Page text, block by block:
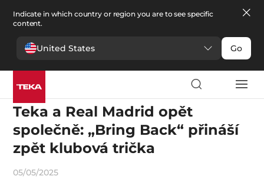
Indicate in which country or region you are to see specific
content.
United States Go
Emoce
Teka a Real Madrid opět
společně: „Bring Back“ přináší
zpět klubová trička
05/05/2025